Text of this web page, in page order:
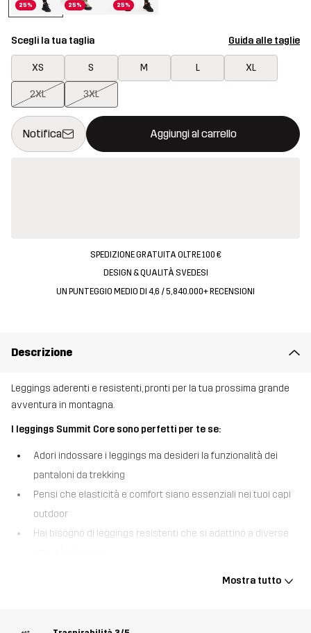
25% 25% 25%
Scegli la tua taglia Guida alle taglie
XS S M L XL
2XL 3XL
Notifica Aggiungi al carrello
Questo tasto aprirà una finestra modale per confermare un
{{size}} non disponibile
SPEDIZIONE GRATUITA OLTRE 100 €
DESIGN & QUALITÀ SVEDESI
UN PUNTEGGIO MEDIO DI 4,6 / 5, 840.000+ RECENSIONI
Descrizione
Leggings aderenti e resistenti, pronti per la tua prossima grande
avventura in montagna.
I leggings Summit Core sono perfetti per te se:
Adori indossare i leggings ma desideri la funzionalità dei
pantaloni da trekking
Pensi che elasticità e comfort siano essenziali nei tuoi capi
outdoor
Hai bisogno di leggings resistenti che si adattino a diverse
I leggings Summit Core sono pensati per le donne che desiderano
realizzati interamente con materiale riciclato super elastico, che
Mostra tutto